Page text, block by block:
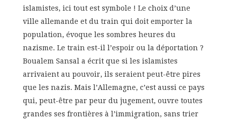
islamistes, ici tout est symbole ! Le choix d’une
ville allemande et du train qui doit emporter la
population, évoque les sombres heures du
nazisme. Le train est-il l’espoir ou la déportation ?
Boualem Sansal a écrit que si les islamistes
arrivaient au pouvoir, ils seraient peut-être pires
que les nazis. Mais l’Allemagne, c’est aussi ce pays
qui, peut-être par peur du jugement, ouvre toutes
grandes ses frontières à l’immigration, sans trier